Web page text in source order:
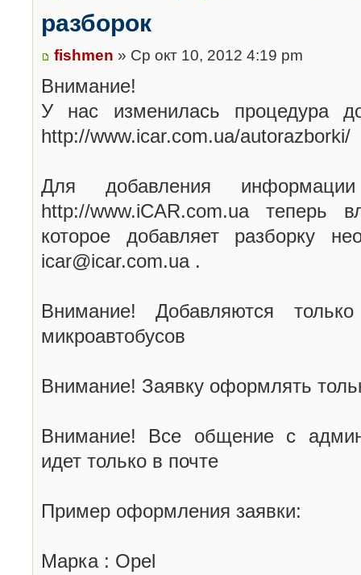
разборок
fishmen » Ср окт 10, 2012 4:19 pm
Внимание!
У нас изменилась процедура
http://www.icar.com.ua/autorazborki/
Для добавления
http://www.iCAR.com.ua теперь
которое добавляет разборку
icar@icar.com.ua .
Внимание! Добавляются
микроавтобусов
Внимание! Заявку оформлять
Внимание! Все общение с
идет только в почте
Пример оформления заявки:
Марка : Opel